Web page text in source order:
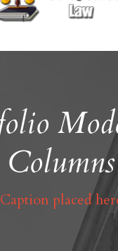
Columns
Caption placed